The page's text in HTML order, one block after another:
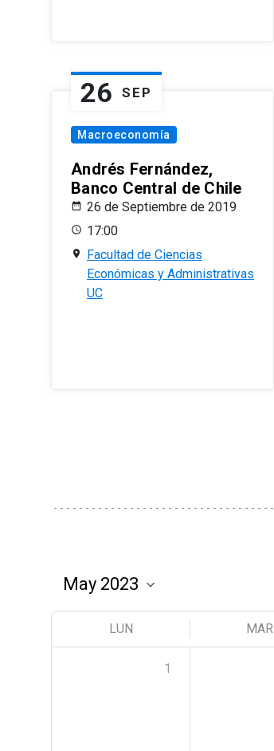
26 SEP
Macroeconomía
Andrés Fernández,
Banco Central de Chile
26 de Septiembre de 2019
17:00
Facultad de Ciencias
Económicas y Administrativas
UC
LUN MAR
1